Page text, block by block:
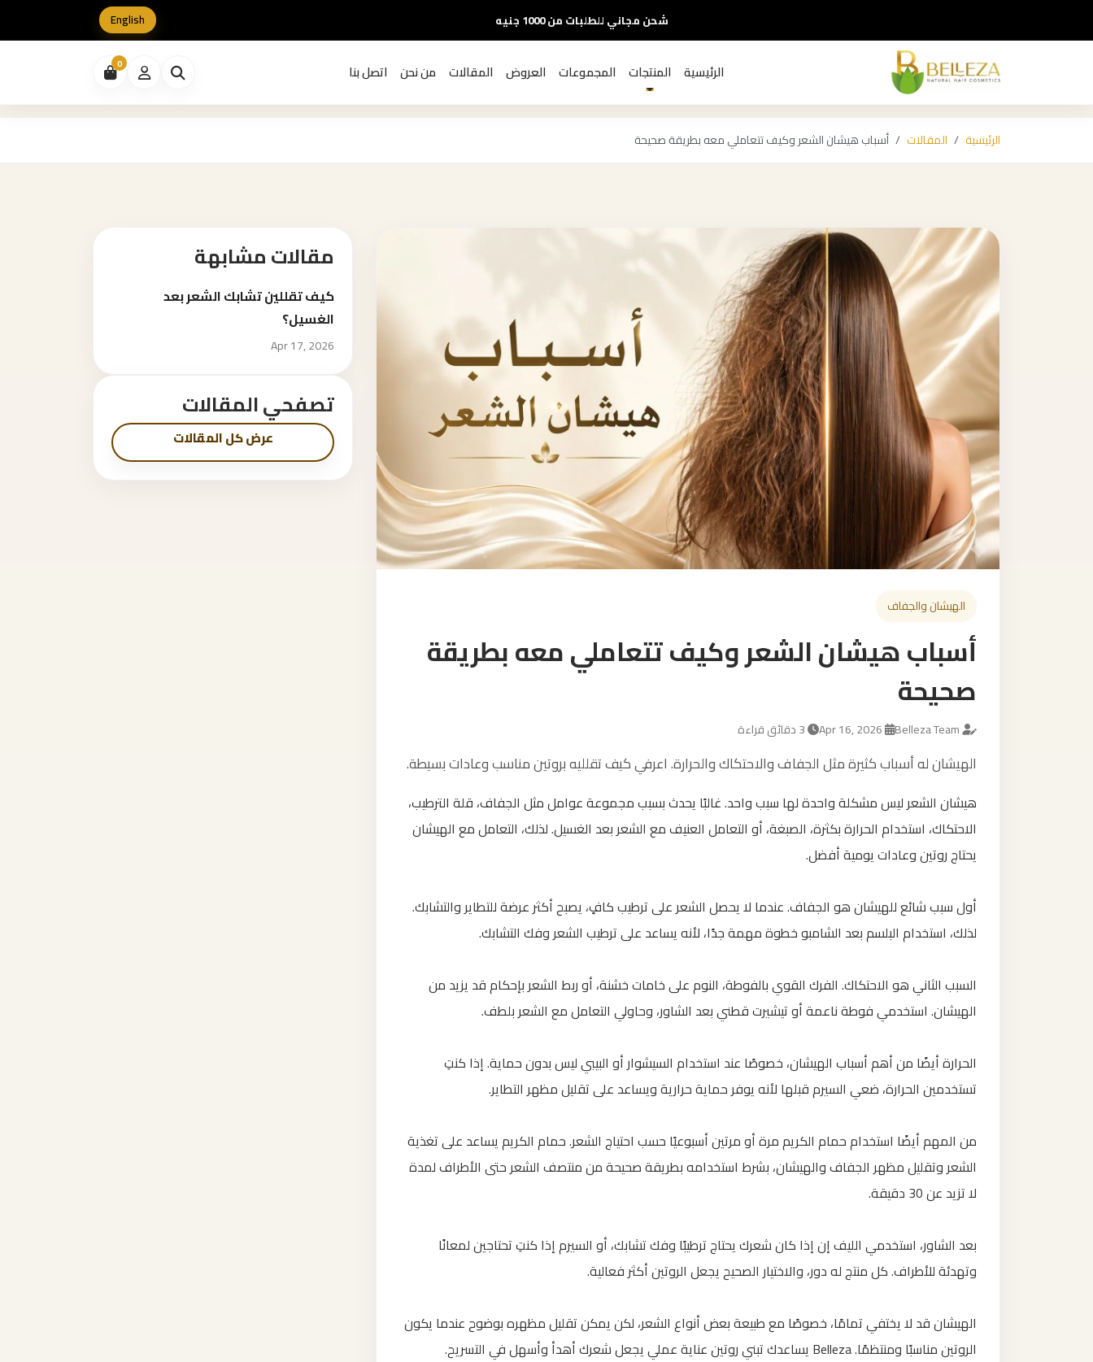
شحن مجاني للطلبات من 1000 جنيه English
0 الرئيسية المنتجات المجموعات العروض المقالات من نحن اتصل بنا
الرئيسية المقالات أسباب هيشان الشعر وكيف تتعاملي معه بطريقة صحيحة
الهيشان والجفاف
أسباب هيشان الشعر وكيف تتعاملي معه بطريقة
صحيحة
الهيشان له أسباب كثيرة مثل الجفاف والاحتكاك والحرارة. اعرفي كيف تقلليه بروتين مناسب وعادات بسيطة.
هيشان الشعر ليس مشكلة واحدة لها سبب واحد. غالبًا يحدث بسبب مجموعة عوامل مثل الجفاف، قلة الترطيب،
الاحتكاك، استخدام الحرارة بكثرة، الصبغة، أو التعامل العنيف مع الشعر بعد الغسيل. لذلك، التعامل مع الهيشان
يحتاج روتين وعادات يومية أفضل.
أول سبب شائع للهيشان هو الجفاف. عندما لا يحصل الشعر على ترطيب كافٍ، يصبح أكثر عرضة للتطاير والتشابك.
لذلك، استخدام البلسم بعد الشامبو خطوة مهمة جدًا، لأنه يساعد على ترطيب الشعر وفك التشابك.
السبب الثاني هو الاحتكاك. الفرك القوي بالفوطة، النوم على خامات خشنة، أو ربط الشعر بإحكام قد يزيد من
الهيشان. استخدمي فوطة ناعمة أو تيشيرت قطني بعد الشاور، وحاولي التعامل مع الشعر بلطف.
الحرارة أيضًا من أهم أسباب الهيشان، خصوصًا عند استخدام السيشوار أو البيبي ليس بدون حماية. إذا كنتِ
تستخدمين الحرارة، ضعي السيرم قبلها لأنه يوفر حماية حرارية ويساعد على تقليل مظهر التطاير.
من المهم أيضًا استخدام حمام الكريم مرة أو مرتين أسبوعيًا حسب احتياج الشعر. حمام الكريم يساعد على تغذية
الشعر وتقليل مظهر الجفاف والهيشان، بشرط استخدامه بطريقة صحيحة من منتصف الشعر حتى الأطراف لمدة
لا تزيد عن 30 دقيقة.
بعد الشاور، استخدمي الليف إن إذا كان شعرك يحتاج ترطيبًا وفك تشابك، أو السيرم إذا كنتِ تحتاجين لمعانًا
وتهدئة للأطراف. كل منتج له دور، والاختيار الصحيح يجعل الروتين أكثر فعالية.
الهيشان قد لا يختفي تمامًا، خصوصًا مع طبيعة بعض أنواع الشعر، لكن يمكن تقليل مظهره بوضوح عندما يكون
الروتين مناسبًا ومنتظمًا. Belleza يساعدك تبني روتين عناية عملي يجعل شعرك أهدأ وأسهل في التسريح.
مقالات مشابهة
كيف تقللين تشابك الشعر بعد
الغسيل؟
Apr 17, 2026
تصفحي المقالات
عرض كل المقالات